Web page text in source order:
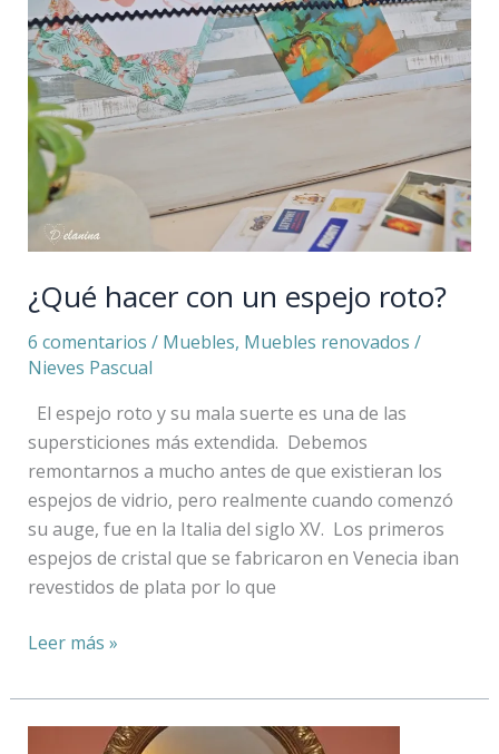
¿Qué hacer con un espejo roto?
6 comentarios / Muebles, Muebles renovados /
Nieves Pascual
El espejo roto y su mala suerte es una de las
supersticiones más extendida. Debemos
remontarnos a mucho antes de que existieran los
espejos de vidrio, pero realmente cuando comenzó
su auge, fue en la Italia del siglo XV. Los primeros
espejos de cristal que se fabricaron en Venecia iban
revestidos de plata por lo que
con
un
espejo
roto?
Leer más »